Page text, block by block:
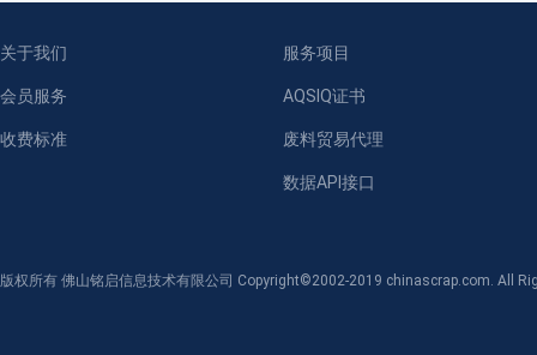
关于我们
会员服务
收费标准
服务项目
AQSIQ证书
废料贸易代理
数据API接口
版权所有 佛山铭启信息技术有限公司 Copyright©2002-2019 chinascrap.com. All